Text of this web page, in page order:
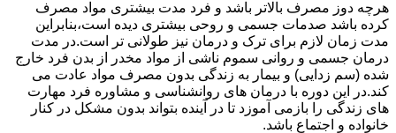
هرچه دوز مصرف بالاتر باشد و فرد مدت بیشتری مواد مصرف
کرده باشد صدمات جسمی و روحی بیشتری دیده است،بنابراین
مدت زمان لازم برای ترک و درمان نیز طولانی تر است.در مدت
درمان جسمی و روانی سموم ناشی از مواد مخدر از بدن فرد خارج
شده (سم زدایی) و بیمار به زندگی بدون مصرف مواد عادت می
کند.در این دوره با درمان های روانشناسی و مشاوره فرد مهارت
های زندگی را بازمی آموزد تا در آینده بتواند بدون مشکل در کنار
خانواده و اجتماع باشد.